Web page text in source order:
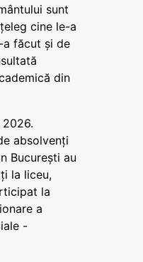
sunt
cine le-a
făcut și de
din
absolvenți
București au
la liceu,
la
a
-